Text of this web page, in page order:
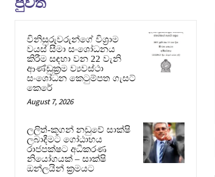
විනිසුරුවරුන්ගේ විශ්‍රාම
වයස් සීමා සංශෝධනය
කිරීම සඳහා වන 22 වැනි
ආණ්ඩුක්‍රම ව්‍යවස්ථා
සංශෝධන කෙටුම්පත ගැසට්
කෙරේ
August 7, 2026
ලලිත්-කූගන් නඩුවේ සාක්ෂි
ලබාදීමට ගෝඨාභය
රාජපක්ෂට අධිකරණ
නියෝගයක් – සාක්ෂි
ඔන්ලයින් ක්‍රමයට